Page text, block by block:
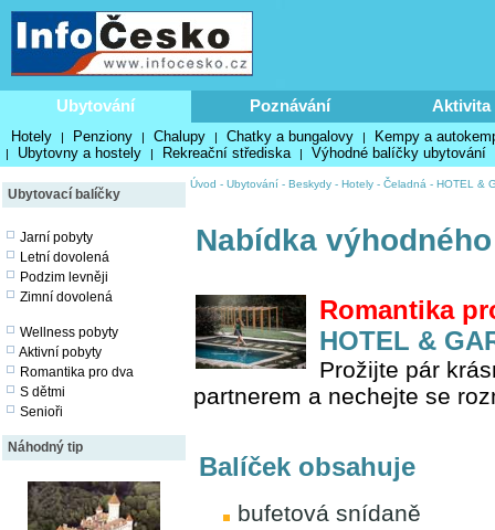
Ubytování Poznávání Aktivita
Hotely | Penziony | Chalupy | Chatky a bungalovy | Kempy a
| Ubytovny a hostely | Rekreační střediska | Výhodné balíčky ubytování
Ubytovací balíčky
Jarní pobyty
Letní dovolená
Podzim levněji
Zimní dovolená
Wellness pobyty
Aktivní pobyty
Romantika pro dva
S dětmi
Senioři
Náhodný tip
Úvod - Ubytování - Beskydy - Hotely - Čeladná - HOTEL &
Nabídka
Romantika
HOTEL &
Prožijte pár
partnerem a nechejte se
Balíček obsahuje
bufetová snídaně